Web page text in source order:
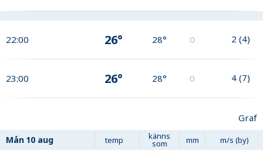
22:00 26° 28° 0 2 (4)
23:00 26° 28° 0 4 (7)
Graf
Mån 10 aug temp känns
som mm m/s (by)